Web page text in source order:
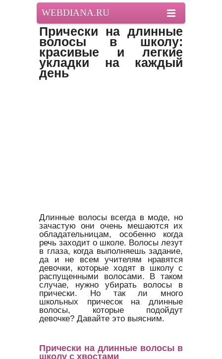
WEBDIANA.RU
Прически на длинные
волосы в школу:
красивые и легкие
укладки на каждый
день
Длинные волосы всегда в моде, но
зачастую они очень мешаются их
обладательницам, особенно когда
речь заходит о школе. Волосы лезут
в глаза, когда выполняешь задание,
да и не всем учителям нравятся
девочки, которые ходят в школу с
распущенными волосами. В таком
случае, нужно убирать волосы в
прически. Но так ли много
школьных причесок на длинные
волосы, которые подойдут
девочке? Давайте это выясним.
Прически на длинные волосы в
школу с хвостами